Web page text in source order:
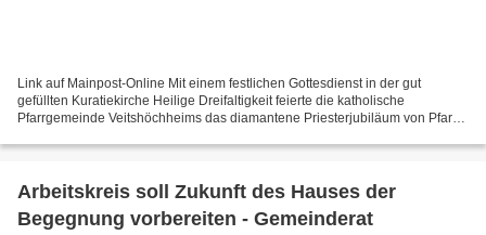
Link auf Mainpost-Online Mit einem festlichen Gottesdienst in der gut
gefüllten Kuratiekirche Heilige Dreifaltigkeit feierte die katholische
Pfarrgemeinde Veitshöchheims das diamantene Priesterjubiläum von Pfarrer
Arbeitskreis soll Zukunft des Hauses der
Begegnung vorbereiten - Gemeinderat